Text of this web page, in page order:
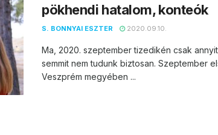
pökhendi hatalom, konteók
S. BONNYAI ESZTER 2020.09.10.
Ma, 2020. szeptember tizedikén csak
semmit nem tudunk biztosan. Szeptember
Veszprém megyében ...